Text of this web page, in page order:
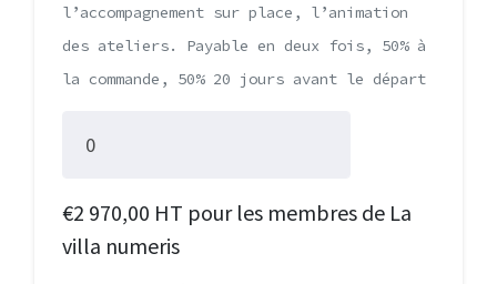
l’accompagnement sur place, l’animation
des ateliers. Payable en deux fois, 50% à
la commande, 50% 20 jours avant le départ
€2 970,00 HT pour les membres de La
villa numeris